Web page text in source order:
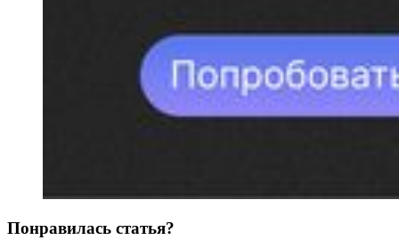
Понравилась статья?